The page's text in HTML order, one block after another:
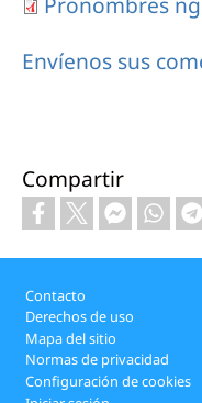
Envíenos sus
Compartir
Footer
Contacto
Derechos de uso
Mapa del sitio
Normas de privacidad
Configuración de cookies